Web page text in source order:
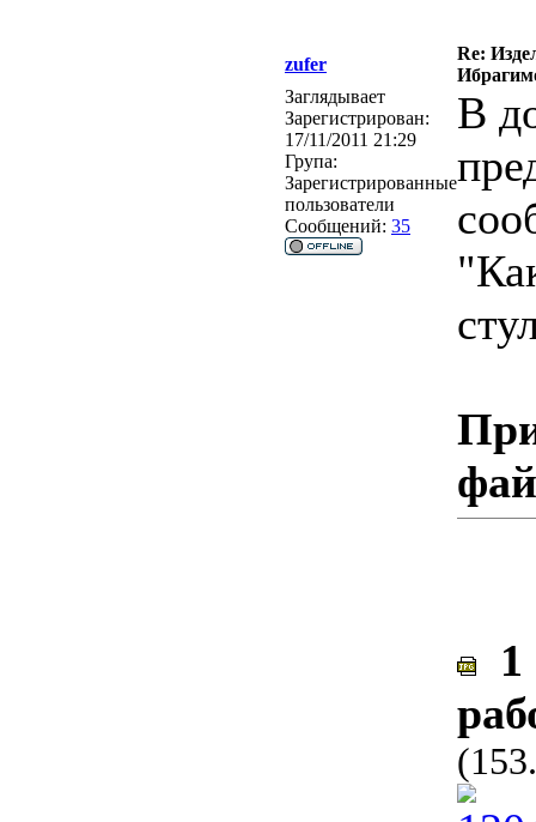
zufer
Re:
Заглядывает
Зарегистрирован:
17/11/2011 21:29
Група:
Зарегистрированные
пользователи
Сообщений: 35
В
1